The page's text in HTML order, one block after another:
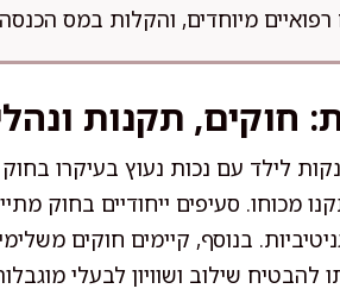
מיוחדים, והקלות במס
חוקים, תקנות
לילד עם נכות נעוץ בעיקרו
שהותקנו מכוחו. סעיפים ייחודיים
בנוסף, קיימים חוקים
תשנ"ח–1998 שמטרתו להבטיח שילוב ושוויון